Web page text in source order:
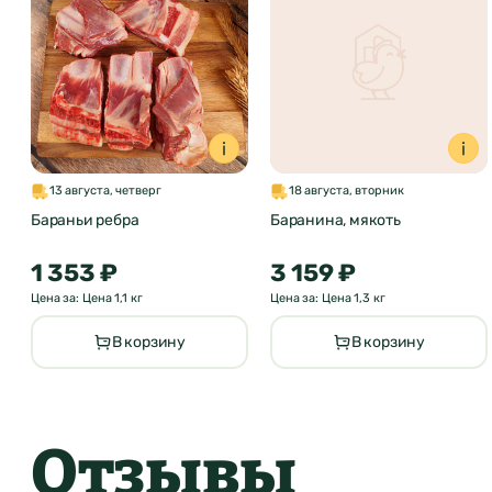
13 августа, четверг
Бараньи ребра
1 353 ₽
Цена за: Цена 1,1 кг
В корзину
18 августа, вторник
Баранина, мякоть
3 159 ₽
Цена за: Цена 1,3 кг
В корзину
Отзывы